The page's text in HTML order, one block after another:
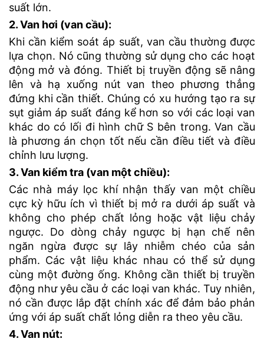
suất lớn.
2. Van hơi (van cầu):
Khi cần kiểm soát áp suất, van cầu thường được
lựa chọn. Nó cũng thường sử dụng cho các hoạt
động mở và đóng. Thiết bị truyền động sẽ nâng
lên và hạ xuống nút van theo phương thẳng
đứng khi cần thiết. Chúng có xu hướng tạo ra sự
sụt giảm áp suất đáng kể hơn so với các loại van
khác do có lối đi hình chữ S bên trong. Van cầu
là phương án chọn tốt nếu cần điều tiết và điều
chỉnh lưu lượng.
3. Van kiểm tra (van một chiều):
Các nhà máy lọc khí nhận thấy van một chiều
cực kỳ hữu ích vì thiết bị mở ra dưới áp suất và
không cho phép chất lỏng hoặc vật liệu chảy
ngược. Do dòng chảy ngược bị hạn chế nên
ngăn ngừa được sự lây nhiễm chéo của sản
phẩm. Các vật liệu khác nhau có thể sử dụng
cùng một đường ống. Không cần thiết bị truyền
động như yêu cầu ở các loại van khác. Tuy nhiên,
nó cần được lắp đặt chính xác để đảm bảo phản
ứng với áp suất chất lỏng diễn ra theo yêu cầu.
4. Van nút: